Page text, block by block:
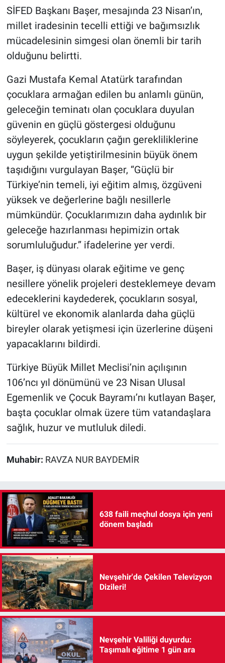
SİFED Başkanı Başer, mesajında 23 Nisan’ın,
millet iradesinin tecelli ettiği ve bağımsızlık
mücadelesinin simgesi olan önemli bir tarih
olduğunu belirtti.
Gazi Mustafa Kemal Atatürk tarafından
çocuklara armağan edilen bu anlamlı günün,
geleceğin teminatı olan çocuklara duyulan
güvenin en güçlü göstergesi olduğunu
söyleyerek, çocukların çağın gerekliliklerine
uygun şekilde yetiştirilmesinin büyük önem
taşıdığını vurgulayan Başer, “Güçlü bir
Türkiye’nin temeli, iyi eğitim almış, özgüveni
yüksek ve değerlerine bağlı nesillerle
mümkündür. Çocuklarımızın daha aydınlık bir
geleceğe hazırlanması hepimizin ortak
sorumluluğudur.” ifadelerine yer verdi.
Başer, iş dünyası olarak eğitime ve genç
nesillere yönelik projeleri desteklemeye devam
edeceklerini kaydederek, çocukların sosyal,
kültürel ve ekonomik alanlarda daha güçlü
bireyler olarak yetişmesi için üzerlerine düşeni
yapacaklarını bildirdi.
Türkiye Büyük Millet Meclisi’nin açılışının
106’ncı yıl dönümünü ve 23 Nisan Ulusal
Egemenlik ve Çocuk Bayramı’nı kutlayan Başer,
başta çocuklar olmak üzere tüm vatandaşlara
sağlık, huzur ve mutluluk diledi.
Muhabir: RAVZA NUR BAYDEMİR
638 faili meçhul dosya için yeni
dönem başladı
Nevşehir'de Çekilen Televizyon
Dizileri!
Nevşehir Valiliği duyurdu:
Taşımalı eğitime 1 gün ara